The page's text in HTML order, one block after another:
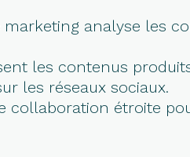
marketing analyse les
les contenus
les réseaux sociaux.
collaboration étroite